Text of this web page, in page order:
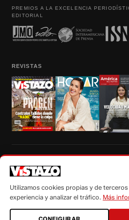
PREMIOS A LA EXCELENCIA
EDITORIAL
REVISTAS
autorización escrita de su titular, de todos los
Utilizamos cookies propias y de
experiencia y analizar el tráfico. Más
CONFIGURAR